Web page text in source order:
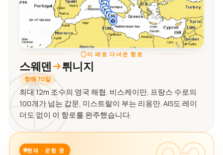
이 배로 다녀온 항로
스웨덴 튀니지
항해 70일
최대 12m 조수의 영국 해협, 비스케이만, 프랑스 수로의
100개가 넘는 갑문, 미스트랄이 부는 리옹만. AIS도 레이
더도 없이 이 항로를 완주했습니다.
현재 · 운항 중